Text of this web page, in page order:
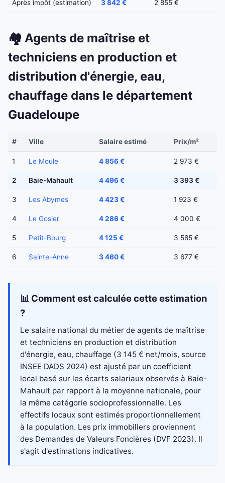
Après impôt (estimation) 3 842 € 2 855 €
🏘️ Agents de maîtrise et
techniciens en production et
distribution d'énergie, eau,
chauffage dans le département
Guadeloupe
# Ville Salaire estimé Prix/m²
1 Le Moule 4 856 € 2 973 €
2 Baie-Mahault 4 496 € 3 393 €
3 Les Abymes 4 423 € 1 923 €
4 Le Gosier 4 286 € 4 000 €
5 Petit-Bourg 4 125 € 3 585 €
6 Sainte-Anne 3 460 € 3 677 €
📊 Comment est calculée cette estimation
?
Le salaire national du métier de agents de maîtrise
et techniciens en production et distribution
d'énergie, eau, chauffage (3 145 € net/mois, source
INSEE DADS 2024) est ajusté par un coefficient
local basé sur les écarts salariaux observés à Baie-
Mahault par rapport à la moyenne nationale, pour
la même catégorie socioprofessionnelle. Les
effectifs locaux sont estimés proportionnellement
à la population. Les prix immobiliers proviennent
des Demandes de Valeurs Foncières (DVF 2023). Il
s'agit d'estimations indicatives.